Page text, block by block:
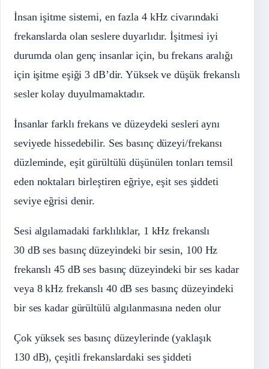
İnsan işitme sistemi, en fazla 4 kHz civarındaki
frekanslarda olan seslere duyarlıdır. İşitmesi iyi
durumda olan genç insanlar için, bu frekans aralığı
için işitme eşiği 3 dB’dir. Yüksek ve düşük frekanslı
sesler kolay duyulmamaktadır.
İnsanlar farklı frekans ve düzeydeki sesleri aynı
seviyede hissedebilir. Ses basınç düzeyi/frekansı
düzleminde, eşit gürültülü düşünülen tonları temsil
eden noktaları birleştiren eğriye, eşit ses şiddeti
seviye eğrisi denir.
Sesi algılamadaki farklılıklar, 1 kHz frekanslı
30 dB ses basınç düzeyindeki bir sesin, 100 Hz
frekanslı 45 dB ses basınç düzeyindeki bir ses kadar
veya 8 kHz frekanslı 40 dB ses basınç düzeyindeki
bir ses kadar gürültülü algılanmasına neden olur
Çok yüksek ses basınç düzeylerinde (yaklaşık
130 dB), çeşitli frekanslardaki ses şiddeti